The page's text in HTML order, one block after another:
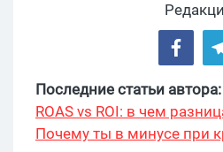
Последние статьи автора:
ROAS vs ROI: в чем
Почему ты в минусе при